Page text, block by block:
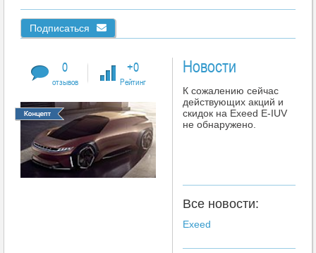
Подписаться
0
отзывов
+0
Рейтинг
Новости
К сожалению сейчас
действующих акций и
скидок на Exeed E-IUV
не обнаружено.
Все новости:
Exeed